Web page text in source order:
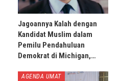
Jagoannya Kalah dengan
Kandidat Muslim dalam
Pemilu Pendahuluan
Demokrat di Michigan,…
AGENDA UMAT